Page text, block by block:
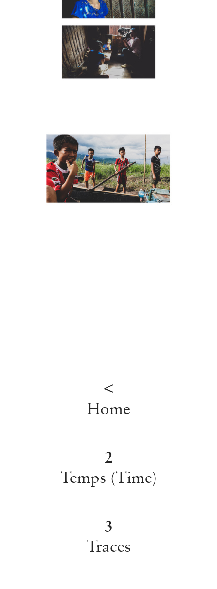
<
Home
2
Temps (Time)
3
Traces